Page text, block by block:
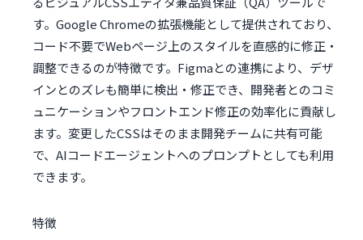
す。Google Chromeの拡張機能として提供されており、
コード不要でWebページ上のスタイルを直感的に修正・
調整できるのが特徴です。Figmaとの連携により、デザ
インとのズレも簡単に検出・修正でき、開発者とのコミ
ュニケーションやフロントエンド修正の効率化に貢献し
ます。変更したCSSはそのまま開発チームに共有可能
で、AIコードエージェントへのプロンプトとしても利用
できます。
特徴